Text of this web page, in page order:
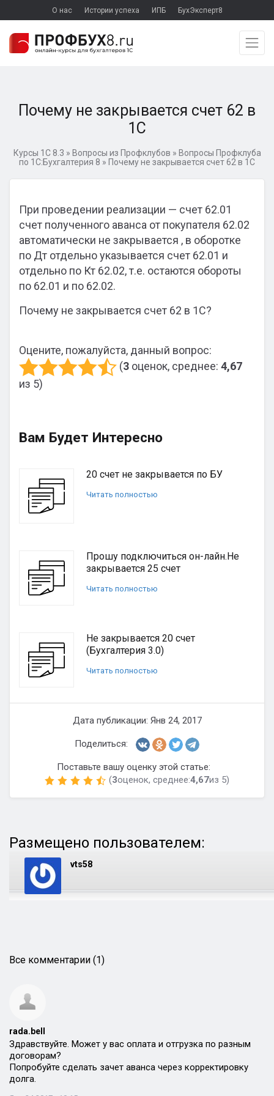
О нас Истории успеха ИПБ БухЭксперт8
Почему не закрывается счет 62 в
1С
Курсы 1С 8.3 » Вопросы из Профклубов » Вопросы Профклуба
по 1С:Бухгалтерия 8 » Почему не закрывается счет 62 в 1С
При проведении реализации — счет 62.01
счет полученного аванса от покупателя 62.02
автоматически не закрывается , в оборотке
по Дт отдельно указывается счет 62.01 и
отдельно по Кт 62.02, т.е. остаются обороты
по 62.01 и по 62.02.
Почему не закрывается счет 62 в 1С?
Оцените, пожалуйста, данный вопрос:
(3 оценок, среднее: 4,67
из 5)
Вам Будет Интересно
20 счет не закрывается по БУ
Читать полностью
Прошу подключиться он-лайн.Не
закрывается 25 счет
Читать полностью
Не закрывается 20 счет
(Бухгалтерия 3.0)
Читать полностью
Дата публикации: Янв 24, 2017
Поделиться:
Поставьте вашу оценку этой статье:
(3оценок, среднее:4,67из 5)
Размещено пользователем:
vts58
Все комментарии (1)
rada.bell
Здравствуйте. Может у вас оплата и отгрузка по разным
договорам?
Попробуйте сделать зачет аванса через корректировку
долга.